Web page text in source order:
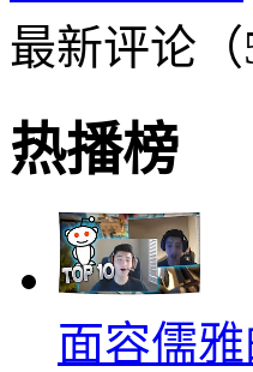
最新评论（
热播榜
面容儒